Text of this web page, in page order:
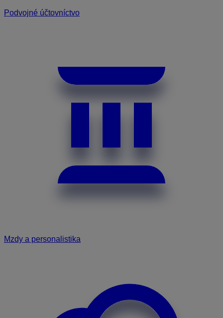
Podvojné účtovníctvo
Mzdy a personalistika